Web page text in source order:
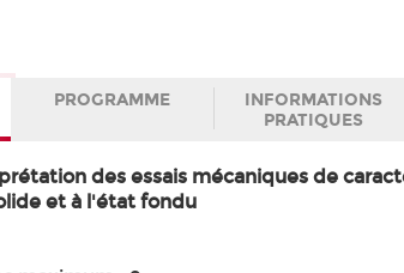
PROGRAMME
INFORMATIONS
PRATIQUES
des essais mécaniques de
et à l'état fondu